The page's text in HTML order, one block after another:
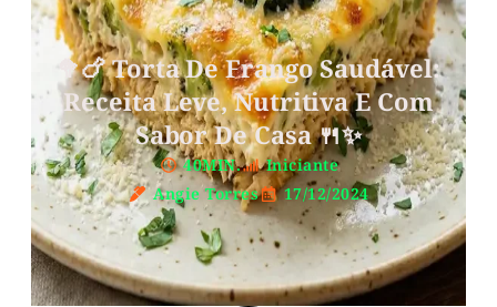
🥦🍗 Torta De Frango Saudável:
Receita Leve, Nutritiva E Com
Sabor De Casa 🍴✨
40MIN.
Iniciante
Angie Torres
17/12/2024